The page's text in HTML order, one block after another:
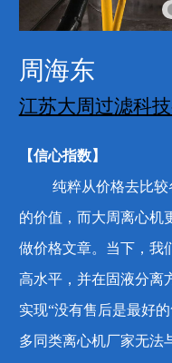
1 3
周海东
江苏大周过滤科
【信心指数】
纯粹从价格去比
的价值，而大周离心机
做价格文章。当下，我
高水平，并在固液分离
实现“没有售后是最好
多同类离心机厂家无